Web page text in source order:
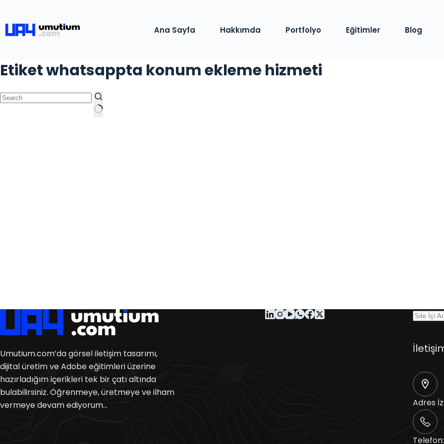
Ana Sayfa Hakkımda Portfolyo Eğitimler Blog
Etiketwhatsappta konum ekleme hizmeti
Umutium.com’da görsel iletişim tasarımı,
dijital üretim ve Adobe eğitimleri üzerine
hazırladığım içerikleri tek bir çatı altında
bulabilirsiniz. Öğrenmeye, üretmeye ve ilham
vermeye devam ediyorum…
Adres